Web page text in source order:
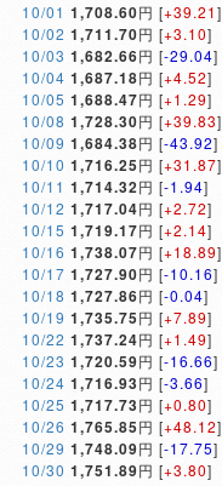
10/01 1,708.60円 [+39.21]
10/02 1,711.70円 [+3.10]
10/03 1,682.66円 [-29.04]
10/04 1,687.18円 [+4.52]
10/05 1,688.47円 [+1.29]
10/08 1,728.30円 [+39.83]
10/09 1,684.38円 [-43.92]
10/10 1,716.25円 [+31.87]
10/11 1,714.32円 [-1.94]
10/12 1,717.04円 [+2.72]
10/15 1,719.17円 [+2.14]
10/16 1,738.07円 [+18.89]
10/17 1,727.90円 [-10.16]
10/18 1,727.86円 [-0.04]
10/19 1,735.75円 [+7.89]
10/22 1,737.24円 [+1.49]
10/23 1,720.59円 [-16.66]
10/24 1,716.93円 [-3.66]
10/25 1,717.73円 [+0.80]
10/26 1,765.85円 [+48.12]
10/29 1,748.09円 [-17.75]
10/30 1,751.89円 [+3.80]